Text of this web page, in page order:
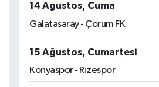
14 Ağustos, Cuma
Galatasaray - Çorum FK
15 Ağustos, Cumartesi
Konyaspor - Rizespor